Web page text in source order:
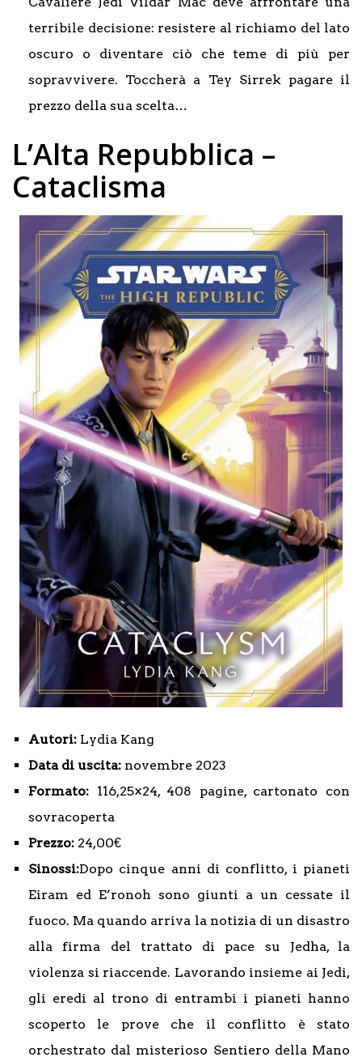
terribile decisione: resistere al richiamo del lato
oscuro o diventare ciò che teme di più per
sopravvivere. Toccherà a Tey Sirrek pagare il
prezzo della sua scelta…
L’Alta Repubblica –
Cataclisma
Autori: Lydia Kang
Data di uscita: novembre 2023
Formato: 116,25×24, 408 pagine, cartonato con
sovracoperta
Prezzo: 24,00€
Sinossi:Dopo cinque anni di conflitto, i pianeti
Eiram ed E’ronoh sono giunti a un cessate il
fuoco. Ma quando arriva la notizia di un disastro
alla firma del trattato di pace su Jedha, la
violenza si riaccende. Lavorando insieme ai Jedi,
gli eredi al trono di entrambi i pianeti hanno
scoperto le prove che il conflitto è stato
orchestrato dal misterioso Sentiero della Mano